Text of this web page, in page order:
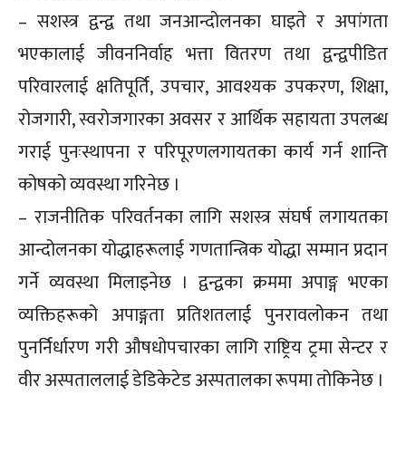
– सशस्त्र द्वन्द्व तथा जनआन्दोलनका घाइते र अपांगता
भएकालाई जीवननिर्वाह भत्ता वितरण तथा द्वन्द्वपीडित
परिवारलाई क्षतिपूर्ति, उपचार, आवश्यक उपकरण, शिक्षा,
रोजगारी, स्वरोजगारका अवसर र आर्थिक सहायता उपलब्ध
गराई पुनःस्थापना र परिपूरणलगायतका कार्य गर्न शान्ति
कोषको व्यवस्था गरिनेछ ।
– राजनीतिक परिवर्तनका लागि सशस्त्र संघर्ष लगायतका
आन्दोलनका योद्धाहरूलाई गणतान्त्रिक योद्धा सम्मान प्रदान
गर्ने व्यवस्था मिलाइनेछ । द्वन्द्वका क्रममा अपाङ्ग भएका
व्यक्तिहरूको अपाङ्गता प्रतिशतलाई पुनरावलोकन तथा
पुनर्निर्धारण गरी औषधोपचारका लागि राष्ट्रिय ट्रमा सेन्टर र
वीर अस्पताललाई डेडिकेटेड अस्पतालका रूपमा तोकिनेछ ।